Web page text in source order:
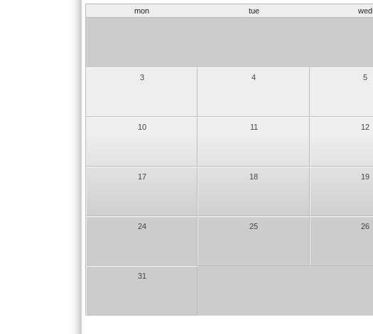
mon tue wed
3 4 5
10 11 12
17 18 19
24 25 26
31